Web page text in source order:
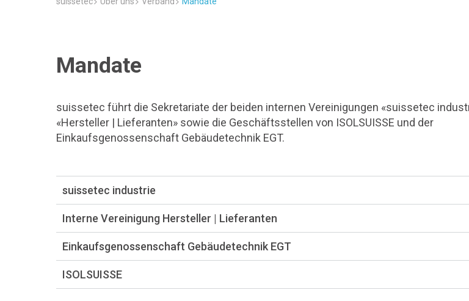
Mandate
suissetec führt die Sekretariate der beiden internen Vereinigungen «suissetec
«Hersteller | Lieferanten» sowie die Geschäftsstellen von ISOLSUISSE und der
Einkaufsgenossenschaft Gebäudetechnik EGT.
suissetec industrie
Interne Vereinigung Hersteller | Lieferanten
Einkaufsgenossenschaft Gebäudetechnik EGT
ISOLSUISSE